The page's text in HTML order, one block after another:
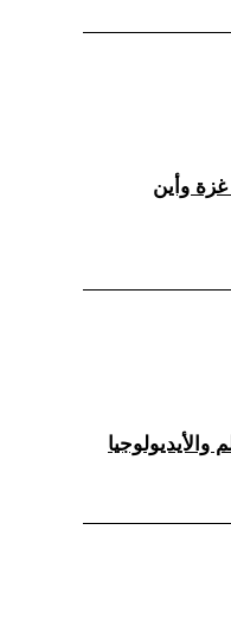
غزة وأين